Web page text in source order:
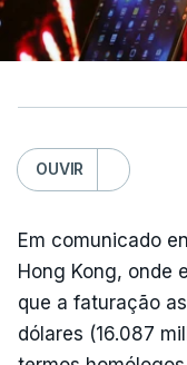
OUVIR
Em comunicado
Hong Kong, onde
que a faturação
dólares (16.087